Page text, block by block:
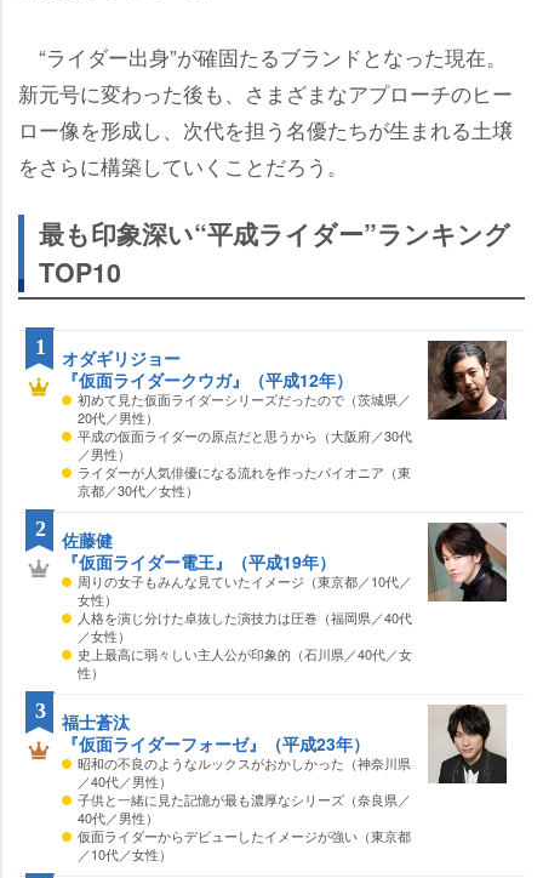
“ライダー出身”が確固たるブランドとなった現在。
新元号に変わった後も、さまざまなアプローチのヒー
ロー像を形成し、次代を担う名優たちが生まれる土壌
をさらに構築していくことだろう。
最も印象深い“平成ライダー”ランキング
TOP10
オダギリジョー
『仮面ライダークウガ』（平成12年）
初めて見た仮面ライダーシリーズだったので（茨城県／
20代／男性）
平成の仮面ライダーの原点だと思うから（大阪府／30代
／男性）
ライダーが人気俳優になる流れを作ったパイオニア（東
京都／30代／女性）
1
佐藤健
『仮面ライダー電王』（平成19年）
周りの女子もみんな見ていたイメージ（東京都／10代／
女性）
人格を演じ分けた卓抜した演技力は圧巻（福岡県／40代
／女性）
史上最高に弱々しい主人公が印象的（石川県／40代／女
性）
2
福士蒼汰
『仮面ライダーフォーゼ』（平成23年）
昭和の不良のようなルックスがおかしかった（神奈川県
／40代／男性）
子供と一緒に見た記憶が最も濃厚なシリーズ（奈良県／
40代／男性）
仮面ライダーからデビューしたイメージが強い（東京都
／10代／女性）
3